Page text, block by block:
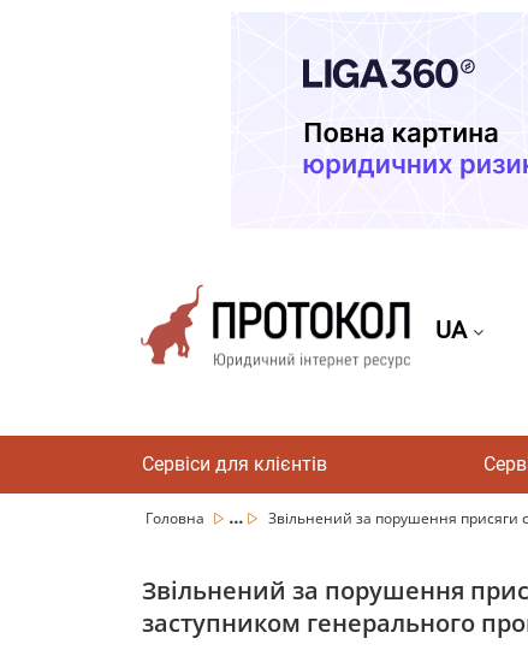
UA
Сервіси для клієнтів
Головна ... Звільнений за порушення присяги
Звільнений за порушення
заступником генерального